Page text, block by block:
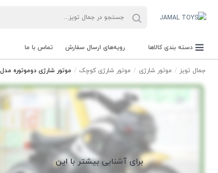
دسته بندی کالاها رویه‌های ارسال سفارش تماس با ما
جمال تویز موتور شارژی موتور شارژی کوچک موتور شارژی دوموتوره مدل 936
برای آشنایی بیشتر با این